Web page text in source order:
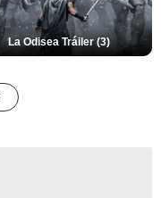
La Odisea Tráiler (3)